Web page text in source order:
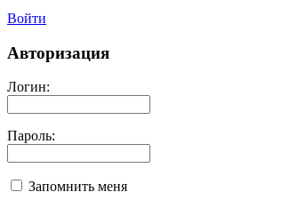
Войти
Авторизация
Логин:
Пароль:
Запомнить меня